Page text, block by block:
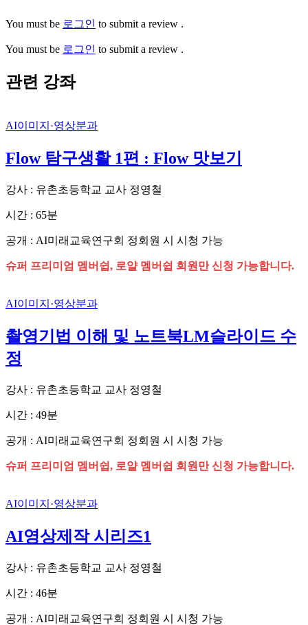
You must be 로그인 to submit a review .
You must be 로그인 to submit a review .
관련 강좌
AI이미지·영상분과
Flow 탐구생활 1편 : Flow 맛보기
강사 : 유촌초등학교 교사 정영철
시간 : 65분
공개 : AI미래교육연구회 정회원 시 시청 가능
슈퍼 프리미엄 멤버쉽, 로얄 멤버쉽 회원만 신청 가능합니다.
AI이미지·영상분과
촬영기법 이해 및 노트북LM슬라이드 수
정
강사 : 유촌초등학교 교사 정영철
시간 : 49분
공개 : AI미래교육연구회 정회원 시 시청 가능
슈퍼 프리미엄 멤버쉽, 로얄 멤버쉽 회원만 신청 가능합니다.
AI이미지·영상분과
AI영상제작 시리즈1
강사 : 유촌초등학교 교사 정영철
시간 : 46분
공개 : AI미래교육연구회 정회원 시 시청 가능